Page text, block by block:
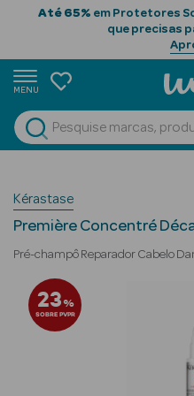
Até 65% em Protetores
que precisas
MENU
Ver Tudo
Beauty Season
Cabelo
Profissional
Beauty Season
Cosmética
Gama Profissional
Champôs
Kérastase
Première Concentré
Pré-champô Reparador Cabelo
23%
SOBRE PVPR